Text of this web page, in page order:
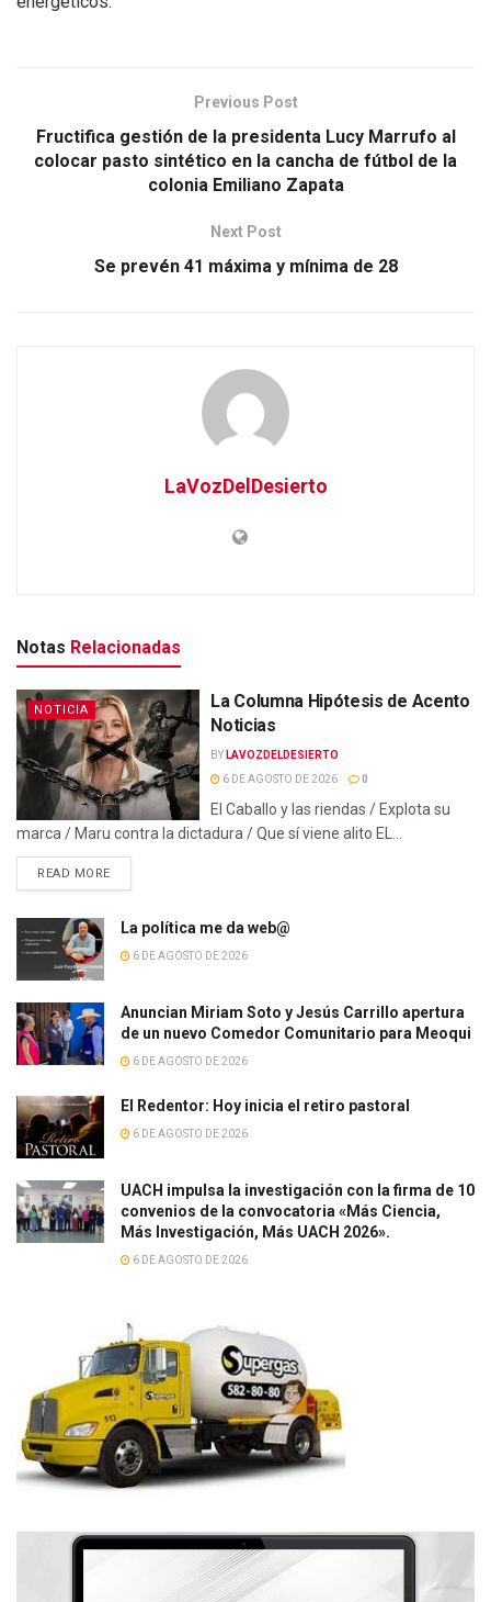
Previous Post
Fructifica gestión de la presidenta Lucy Marrufo al
colocar pasto sintético en la cancha de fútbol de la
colonia Emiliano Zapata
Next Post
Se prevén 41 máxima y mínima de 28
LaVozDelDesierto
Notas Relacionadas
NOTICIA
La Columna Hipótesis de Acento
Noticias
BY LAVOZDELDESIERTO
6 DE AGOSTO DE 2026
0
El Caballo y las riendas / Explota su
marca / Maru contra la dictadura / Que sí viene alito EL...
READ MORE
La política me da web@
6 DE AGOSTO DE 2026
Anuncian Miriam Soto y Jesús Carrillo apertura
de un nuevo Comedor Comunitario para Meoqui
6 DE AGOSTO DE 2026
El Redentor: Hoy inicia el retiro pastoral
6 DE AGOSTO DE 2026
UACH impulsa la investigación con la firma de 10
convenios de la convocatoria «Más Ciencia,
Más Investigación, Más UACH 2026».
6 DE AGOSTO DE 2026